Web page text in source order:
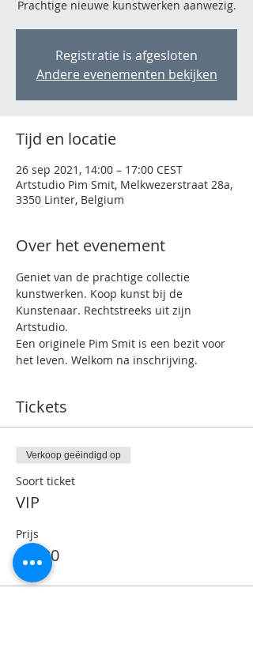
Prachtige nieuwe kunstwerken aanwezig.
Registratie is afgesloten
Andere evenementen bekijken
Tijd en locatie
26 sep 2021, 14:00 – 17:00 CEST
Artstudio Pim Smit, Melkwezerstraat 28a,
3350 Linter, Belgium
Over het evenement
Geniet van de prachtige collectie
kunstwerken. Koop kunst bij de
Kunstenaar. Rechtstreeks uit zijn
Artstudio.
Een originele Pim Smit is een bezit voor
het leven. Welkom na inschrijving.
Tickets
Verkoop geëindigd op
Soort ticket
VIP
Prijs
€ 0,00